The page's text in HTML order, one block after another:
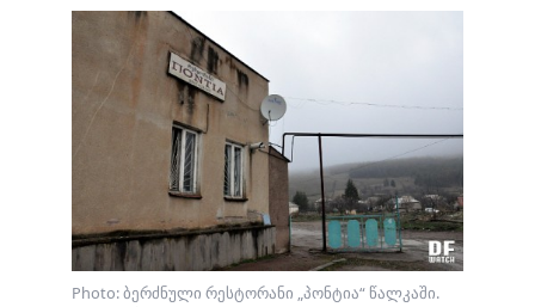
Photo: ბერძნული რესტორანი „პონტია“ წალკაში.